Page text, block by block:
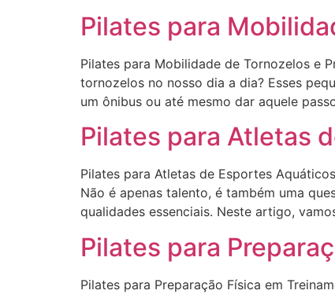
Pilates para
Pilates para Mobilidade de Tornozelos e
tornozelos no nosso dia a dia? Esses
um ônibus ou até mesmo dar aquele
Pilates para Atletas
Pilates para Atletas de Esportes
Não é apenas talento, é também uma
qualidades essenciais. Neste artigo,
Pilates para
Pilates para Preparação Física em